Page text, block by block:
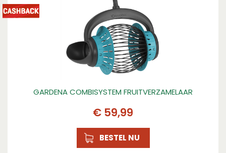
GARDENA COMBISYSTEM FRUITVERZAMELAAR
€ 59,99
BESTEL NU